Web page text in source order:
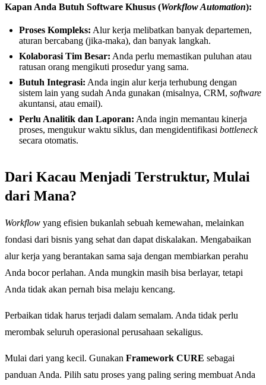
Kapan Anda Butuh Software Khusus (Workflow Automation):
Proses Kompleks: Alur kerja melibatkan banyak departemen,
aturan bercabang (jika-maka), dan banyak langkah.
Kolaborasi Tim Besar: Anda perlu memastikan puluhan atau
ratusan orang mengikuti prosedur yang sama.
Butuh Integrasi: Anda ingin alur kerja terhubung dengan
sistem lain yang sudah Anda gunakan (misalnya, CRM, software
akuntansi, atau email).
Perlu Analitik dan Laporan: Anda ingin memantau kinerja
proses, mengukur waktu siklus, dan mengidentifikasi bottleneck
secara otomatis.
Dari Kacau Menjadi Terstruktur, Mulai
dari Mana?
Workflow yang efisien bukanlah sebuah kemewahan, melainkan
fondasi dari bisnis yang sehat dan dapat diskalakan. Mengabaikan
alur kerja yang berantakan sama saja dengan membiarkan perahu
Anda bocor perlahan. Anda mungkin masih bisa berlayar, tetapi
Anda tidak akan pernah bisa melaju kencang.
Perbaikan tidak harus terjadi dalam semalam. Anda tidak perlu
merombak seluruh operasional perusahaan sekaligus.
Mulai dari yang kecil. Gunakan Framework CURE sebagai
panduan Anda. Pilih satu proses yang paling sering membuat Anda